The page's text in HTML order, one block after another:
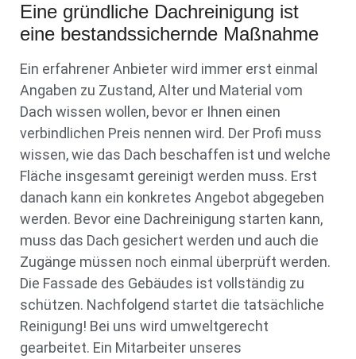
Eine gründliche Dachreinigung ist
eine bestandssichernde Maßnahme
Ein erfahrener Anbieter wird immer erst einmal
Angaben zu Zustand, Alter und Material vom
Dach wissen wollen, bevor er Ihnen einen
verbindlichen Preis nennen wird. Der Profi muss
wissen, wie das Dach beschaffen ist und welche
Fläche insgesamt gereinigt werden muss. Erst
danach kann ein konkretes Angebot abgegeben
werden. Bevor eine Dachreinigung starten kann,
muss das Dach gesichert werden und auch die
Zugänge müssen noch einmal überprüft werden.
Die Fassade des Gebäudes ist vollständig zu
schützen. Nachfolgend startet die tatsächliche
Reinigung! Bei uns wird umweltgerecht
gearbeitet. Ein Mitarbeiter unseres